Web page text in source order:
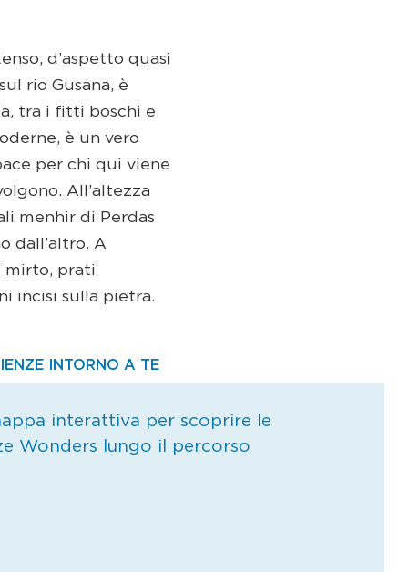
d’aspetto quasi
rio Gusana, è
tra i fitti boschi e
è un vero
per chi qui viene
All’altezza
menhir di Perdas
dall’altro. A
mirto, prati
incisi sulla pietra.